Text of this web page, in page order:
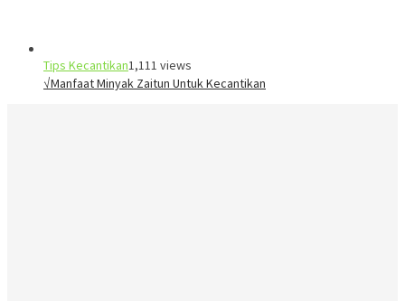
Tips Kecantikan1,111 views
√Manfaat Minyak Zaitun Untuk Kecantikan